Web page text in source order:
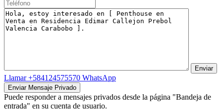
Llamar+584124575570 WhatsApp
Puede responder a mensajes privados desde la página "Bandeja de
entrada" en su cuenta de usuario.